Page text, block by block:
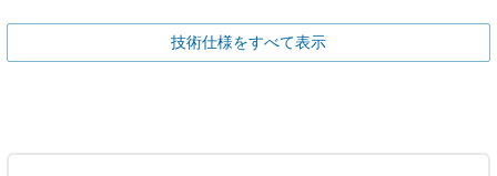
技術仕様をすべて表示